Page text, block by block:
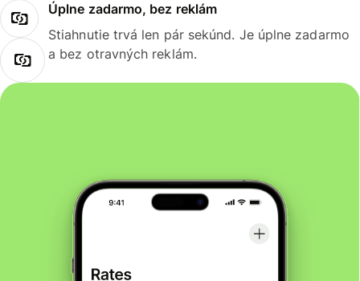
Úplne zadarmo, bez reklám
Stiahnutie trvá len pár sekúnd. Je úplne zadarmo
a bez otravných reklám.